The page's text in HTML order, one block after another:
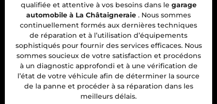
qualifiée et attentive à vos besoins dans le garage
automobile à La Châtaigneraie . Nous sommes
continuellement formés aux dernières techniques
de réparation et à l’utilisation d’équipements
sophistiqués pour fournir des services efficaces. Nous
sommes soucieux de votre satisfaction et procédons
à un diagnostic approfondi et à une vérification de
l’état de votre véhicule afin de déterminer la source
de la panne et procéder à sa réparation dans les
meilleurs délais.